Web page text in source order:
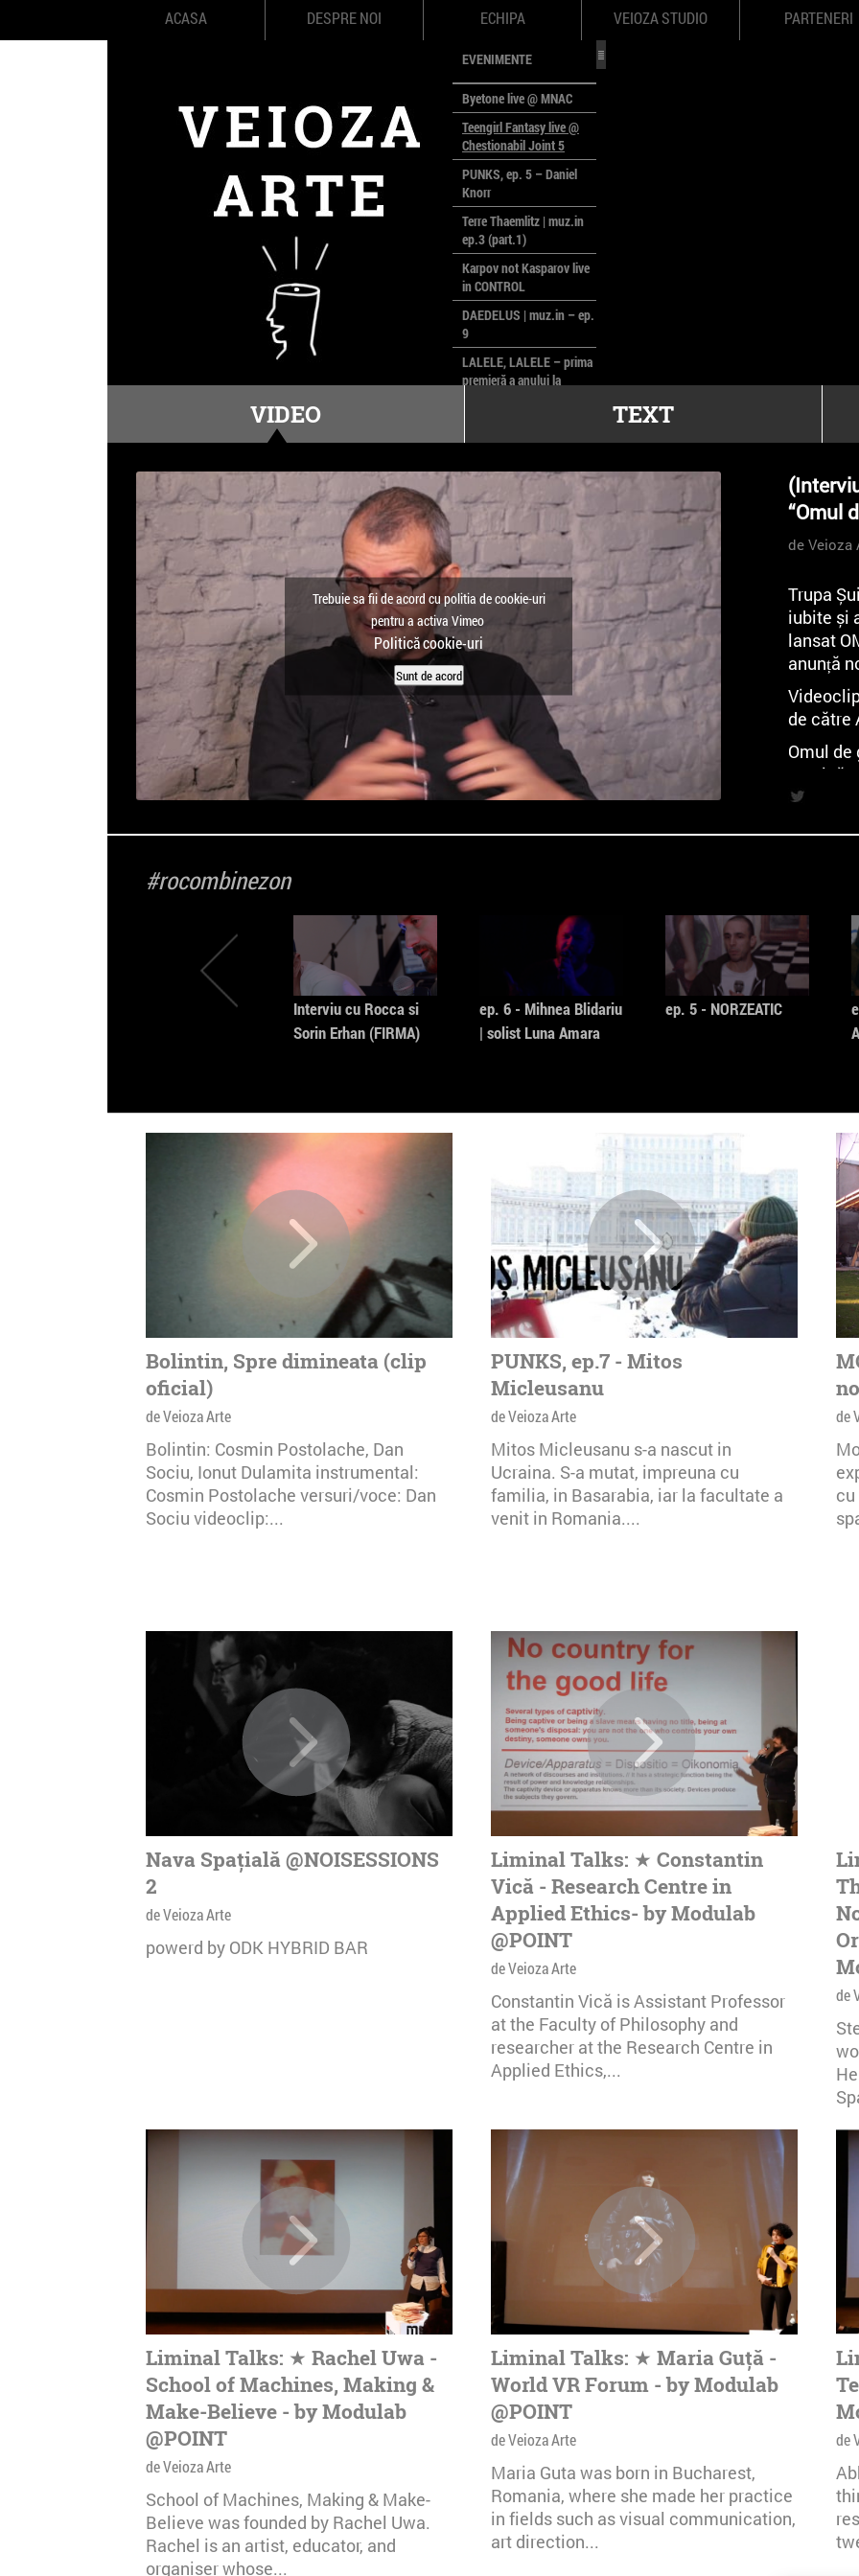
ACASA DESPRE NOI ECHIPA VEIOZA STUDIO PARTENERI
EVENIMENTE
Byetone live @ MNAC
Teengirl Fantasy live @
Chestionabil Joint 5
PUNKS, ep. 5 – Daniel
Knorr
Terre Thaemlitz | muz.in
ep.3 (part.1)
Karpov not Kasparov live
in CONTROL
DAEDELUS | muz.in – ep.
9
LALELE, LALELE – prima
premieră a anului la
poloneze la București
PEOPLE OF ROMANIA se
lansează la galeria Simeza
All Stars For
Outernational
VIDEO TEXT
Trebuie sa fii de acord cu politia de cookie-uri
pentru a activa Vimeo
Politică cookie-uri
Sunt de acord
“Omul
de Veioza
Trupa
iubite și
lansat
anunță
de către
Omul de
Versuri:
Regizat
#rocombinezon
Interviu cu Rocca si
Sorin Erhan (FIRMA)
ep. 6 - Mihnea Blidariu
| solist Luna Amara
ep. 5 - NORZEATIC
Bolintin, Spre dimineata (clip
oficial)
de Veioza Arte
Bolintin: Cosmin Postolache, Dan
Sociu, Ionut Dulamita instrumental:
Cosmin Postolache versuri/voce: Dan
Sociu videoclip:...
PUNKS, ep.7 - Mitos
Micleusanu
de Veioza Arte
Mitos Micleusanu s-a nascut in
Ucraina. S-a mutat, impreuna cu
familia, in Basarabia, iar la facultate a
venit in Romania....
de
Nava Spațială @NOISESSIONS
2
de Veioza Arte
powerd by ODK HYBRID BAR
Liminal Talks: ★ Constantin
Vică - Research Centre in
Applied Ethics- by Modulab
@POINT
de Veioza Arte
Constantin Vică is Assistant Professor
at the Faculty of Philosophy and
researcher at the Research Centre in
Applied Ethics,...
de
Liminal Talks: ★ Rachel Uwa -
School of Machines, Making &
Make-Believe - by Modulab
@POINT
de Veioza Arte
School of Machines, Making & Make-
Believe was founded by Rachel Uwa.
Rachel is an artist, educator, and
organiser whose...
Liminal Talks: ★ Maria Guță -
World VR Forum - by Modulab
@POINT
de Veioza Arte
Maria Guta was born in Bucharest,
Romania, where she made her practice
in fields such as visual communication,
art direction...
de